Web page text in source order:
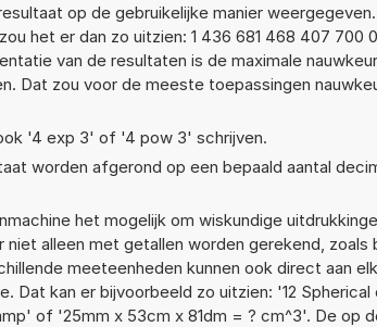
op de gebruikelijke manier
het er dan zo uitzien: 1 436 681 468 407 700
van de resultaten is de maximale
Dat zou voor de meeste toepassingen
'4 exp 3' of '4 pow 3' schrijven.
worden afgerond op een bepaald aantal
het mogelijk om wiskundige
niet alleen met getallen worden gerekend, zoals
meeteenheden kunnen ook direct aan
Dat kan er bijvoorbeeld zo uitzien: '12
of '25mm x 53cm x 81dm = ? cm^3'. De op